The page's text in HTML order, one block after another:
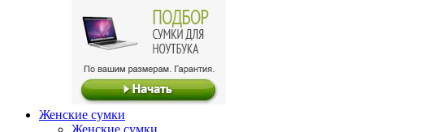
Женские сумки
Женские сумки